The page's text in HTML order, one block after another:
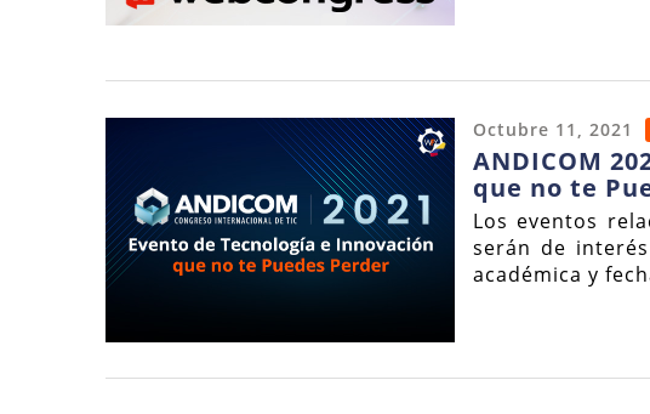
Octubre 11, 2021
ANDICOM
que no te
Los eventos
serán de
académica y